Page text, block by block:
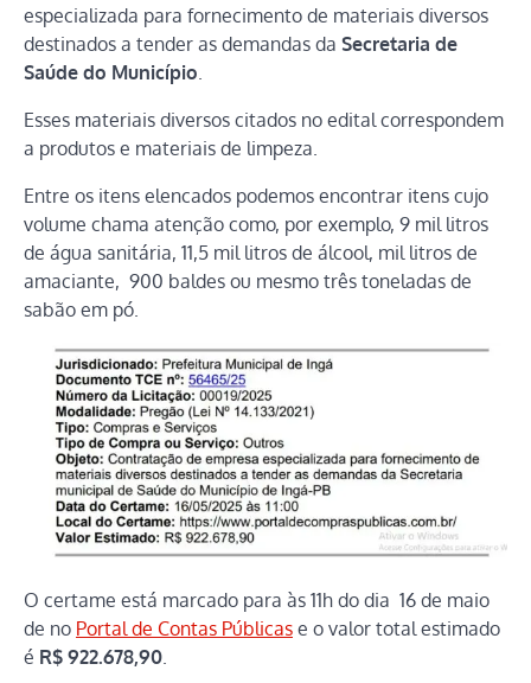
especializada para fornecimento de materiais diversos
destinados a tender as demandas da Secretaria de
Saúde do Município
Esses materiais diversos citados no edital correspondem
a produtos e materiais de limpeza.
Entre os itens elencados podemos encontrar itens cujo
volume chama atenção como, por exemplo, 9 mil litros
de água sanitária, 11,5 mil litros de álcool, mil litros de
amaciante, 900 baldes ou mesmo três toneladas de
sabão em pó.
O certame está marcado para às 11h do dia 16 de maio
de no Portal de Contas Públicas e o valor total estimado
é R$ 922.678,90.